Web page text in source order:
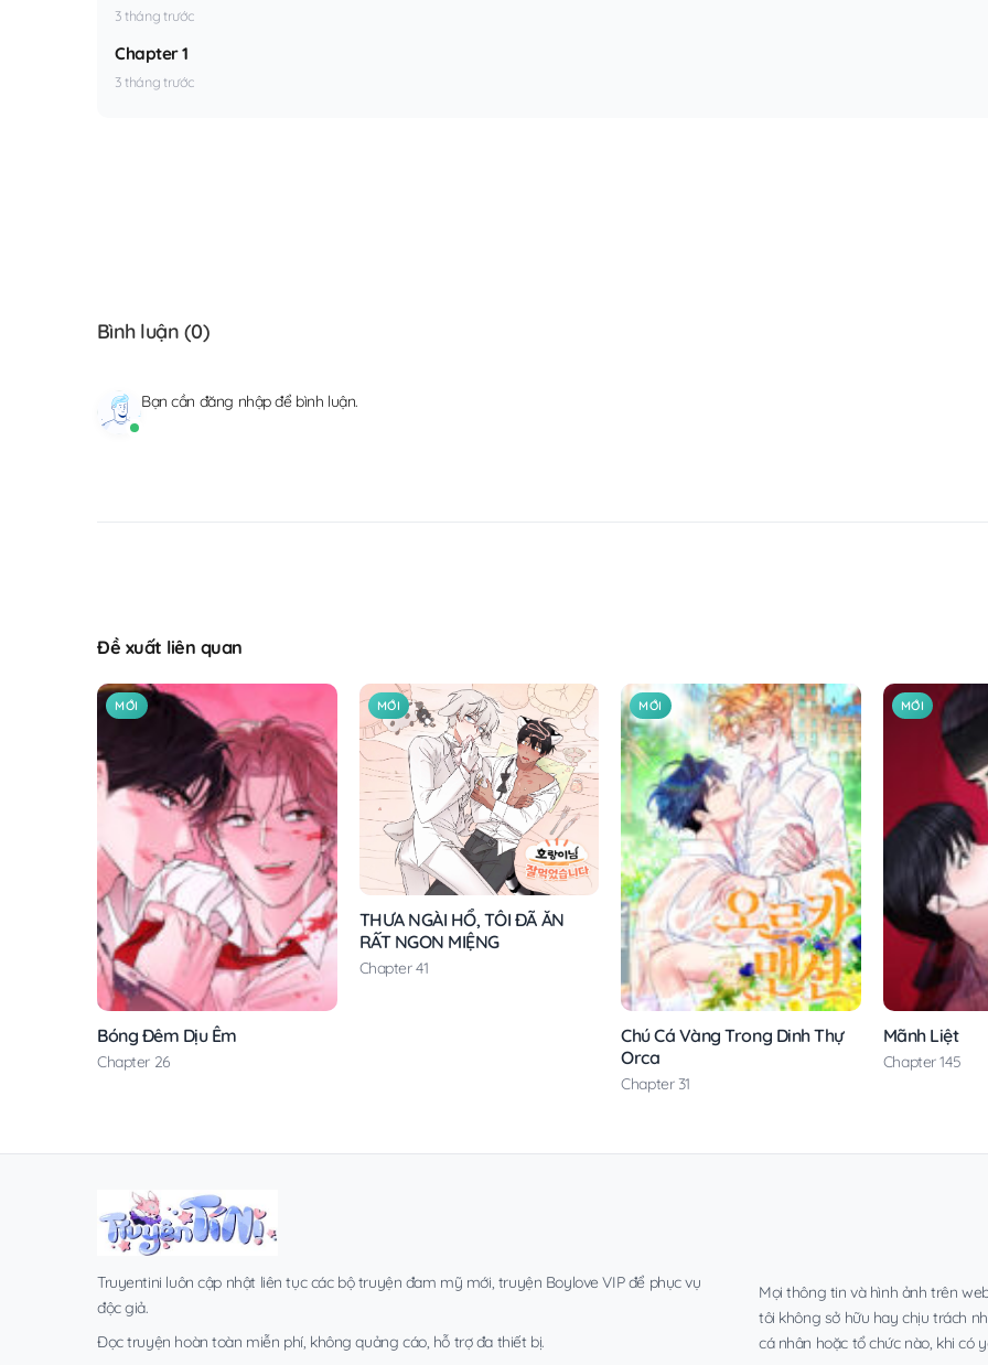
3 tháng trước
Chapter 1
3 tháng trước
Bình luận (0)
Bạn cần đăng nhậpđể bình luận.
Đề xuất liên quan
MỚI
Bóng Đêm Dịu Êm
Chapter 26
MỚI
THƯA NGÀI HỔ, TÔI ĐÃ ĂN
RẤT NGON MIỆNG
Chapter 41
MỚI
Chú Cá Vàng Trong Dinh Thự
Orca
Chapter 31
MỚI
Mãnh Liệt
Chapter 145
Truyentini luôn cập nhật liên tục các bộ truyện đam mỹ mới, truyện Boylove VIP để phục vụ
độc giả.
Đọc truyện hoàn toàn miễn phí, không quảng cáo, hỗ trợ đa thiết bị.
Mọi thông tin và hình ảnh trên
tôi không sở hữu hay chịu trách
cá nhân hoặc tổ chức nào, khi có